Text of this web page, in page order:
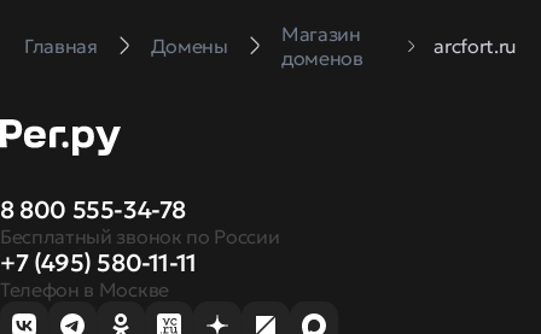
Главная Домены
Магазин
доменов
arcfort.ru
8 800 555-34-78
Бесплатный звонок по России
+7 (495) 580-11-11
Телефон в Москве